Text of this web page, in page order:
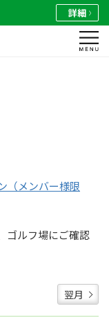
詳細
（メンバー様限
ゴルフ場にご確認
翌月